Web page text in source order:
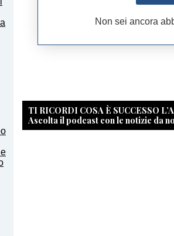
Non sei ancora
TI RICORDI COSA È SUCCESSO
Ascolta il podcast con le notizie da